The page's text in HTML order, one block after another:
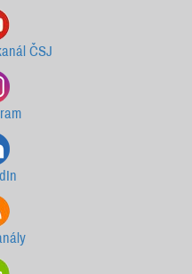
ČSJ